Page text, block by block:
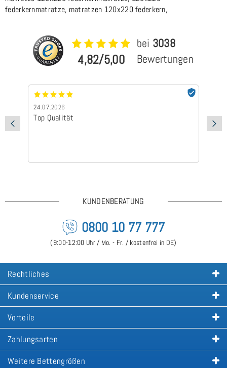
federkernmatratze, matratzen 120x220 federkern,
4,82/5,00
bei 3038
Bewertungen
24.07.2026
Schnelle Lieferung und gute Qualität
KUNDENBERATUNG
0800 10 77 777
(9:00-12:00 Uhr / Mo. - Fr. / kostenfrei in DE)
Rechtliches
Kundenservice
Vorteile
Zahlungsarten
Weitere Bettengrößen